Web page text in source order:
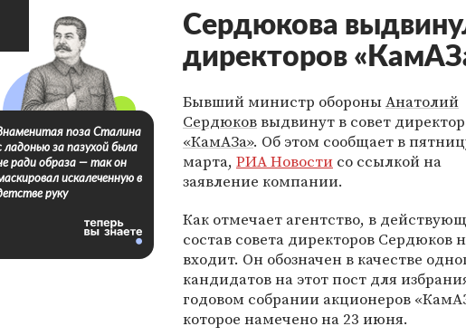
Сердюкова
директоров
Бывший министр обороныАнатолий
Сердюковвыдвинут в совет
«КамАЗа». Об этом сообщает в
марта, РИА Новости со ссылкой на
заявление компании.
Как отмечает агентство, в
состав совета директоров Сердюков
входит. Он обозначен в качестве
кандидатов на этот пост для
годовом собрании акционеров
которое намечено на 23 июня.
поза Сталина
ладонью за пазухой была
ради образа — так он
искалеченную в
руку